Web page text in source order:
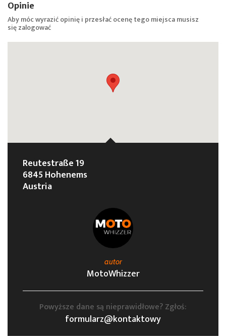
Opinie
Aby móc wyrazić opinię i przesłać ocenę tego miejsca musisz
sięzalogować
Reutestraße 19
6845 Hohenems
Austria
autor
MotoWhizzer
Powyższe dane są nieprawidłowe? Zgłoś:
formularz@kontaktowy